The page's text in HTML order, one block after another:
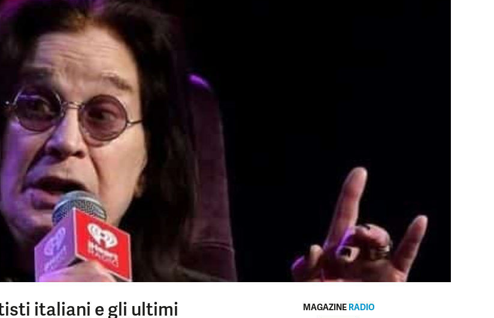
italiani e gli ultimi
MAGAZINE RADIO